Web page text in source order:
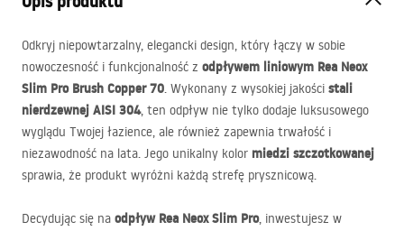
Odkryj niepowtarzalny, elegancki design, który łączy w sobie
nowoczesność i funkcjonalność z odpływem liniowym Rea Neox
Slim Pro Brush Copper 70. Wykonany z wysokiej jakości stali
nierdzewnej AISI 304, ten odpływ nie tylko dodaje luksusowego
wyglądu Twojej łazience, ale również zapewnia trwałość i
niezawodność na lata. Jego unikalny kolor miedzi szczotkowanej
sprawia, że produkt wyróżni każdą strefę prysznicową.
Decydując się na odpływ Rea Neox Slim Pro, inwestujesz w